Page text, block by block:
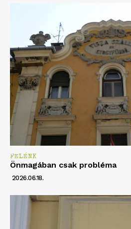
FELÉNK
Önmagában csak probléma
2026.06.18.